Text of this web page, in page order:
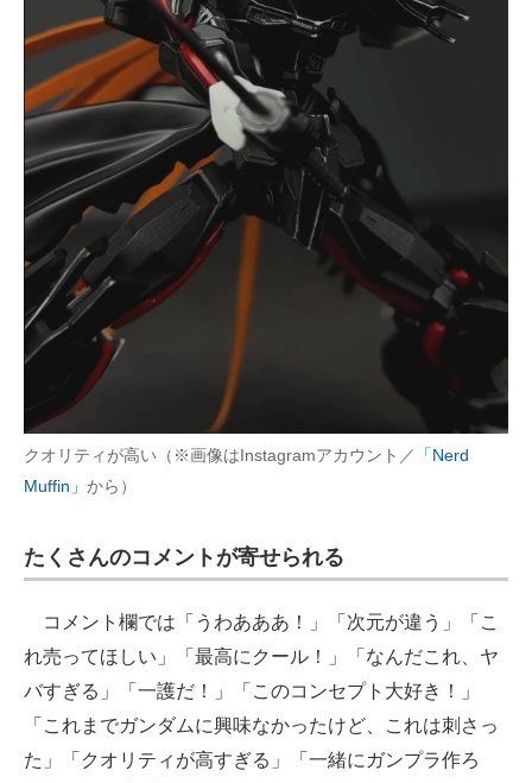
クオリティが高い（※画像はInstagramアカウント／
「Nerd
Muffin」 から）
たくさんのコメントが寄せられる
コメント欄では「うわあああ！」「次元が違う」「こ
れ売ってほしい」「最高にクール！」「なんだこれ、ヤ
バすぎる」「一護だ！」「このコンセプト大好き！」
「これまでガンダムに興味なかったけど、これは刺さっ
た」「クオリティが高すぎる」「一緒にガンプラ作ろ